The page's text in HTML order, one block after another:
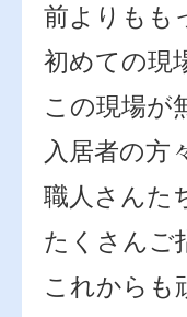
前よりもも
初めての現
この現場が
入居者の方
職人さんた
たくさんご
これからも